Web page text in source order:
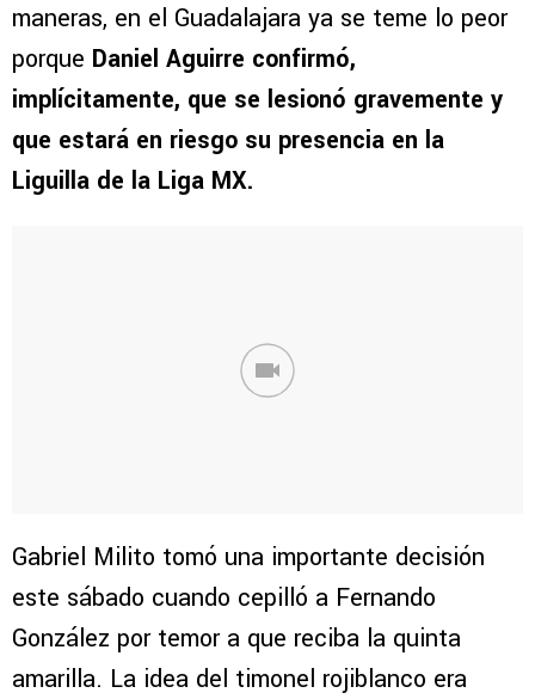
maneras, en el Guadalajara ya se teme lo peor
porque Daniel Aguirre confirmó,
implícitamente, que se lesionó gravemente y
que estará en riesgo su presencia en la
Liguilla de la Liga MX.
Gabriel Milito tomó una importante decisión
este sábado cuando cepilló a Fernando
González por temor a que reciba la quinta
amarilla. La idea del timonel rojiblanco era